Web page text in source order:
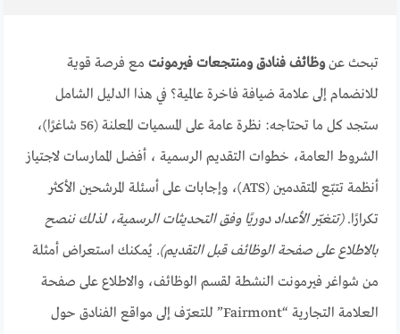
تبحث عنوظائف فنادق ومنتجعات فيرمونت مع فرصة قوية
للانضمام إلى علامة ضيافة فاخرة عالمية؟ في هذا الدليل الشامل
ستجد كل ما تحتاجه: نظرة عامة على المسميات المعلنة (56 شاغرًا)،
الشروط العامة، خطوات التقديم الرسمية ، أفضل الممارسات لاجتياز
أنظمة تتبّع المتقدمين (ATS)، وإجابات على أسئلة المرشحين الأكثر
تكرارًا.(تتغيّر الأعداد دوريًا وفق التحديثات الرسمية، لذلك ننصح
بالاطلاع على صفحة الوظائف قبل التقديم). يُمكنك استعراض أمثلة
من شواغر فيرمونت النشطة لقسم الوظائف، والاطلاع على صفحة
العلامة التجارية “Fairmont” للتعرّف إلى مواقع الفنادق حول